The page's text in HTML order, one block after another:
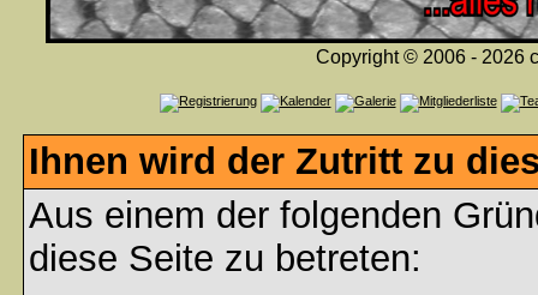
Copyright © 2006 - 2026
Ihnen wird der Zutritt zu
Aus einem der folgenden
diese Seite zu betreten: